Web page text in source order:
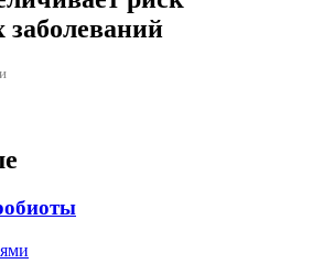
заболеваний